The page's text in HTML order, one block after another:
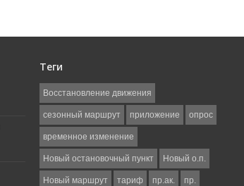
Теги
Восстановление движения
сезонный маршрут приложение опрос
временное изменение
Новый остановочный пункт Новый о.п.
Новый маршрут тариф пр.ак. пр.